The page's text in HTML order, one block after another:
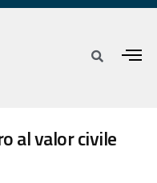
al valor civile